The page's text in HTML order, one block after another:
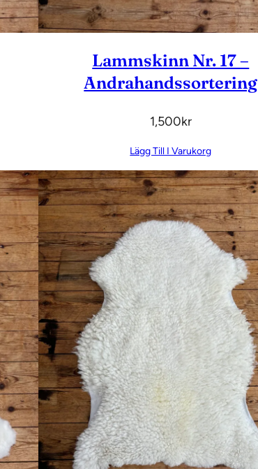
Lammskinn Nr. 17 –
Andrahandssortering
1,500Kr
Lägg Till I Varukorg